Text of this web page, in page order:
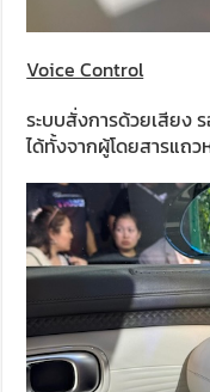
Voice Control
ระบบสั่งการด้วยเสียง
ได้ทั้งจากผู้โดยสารแถ